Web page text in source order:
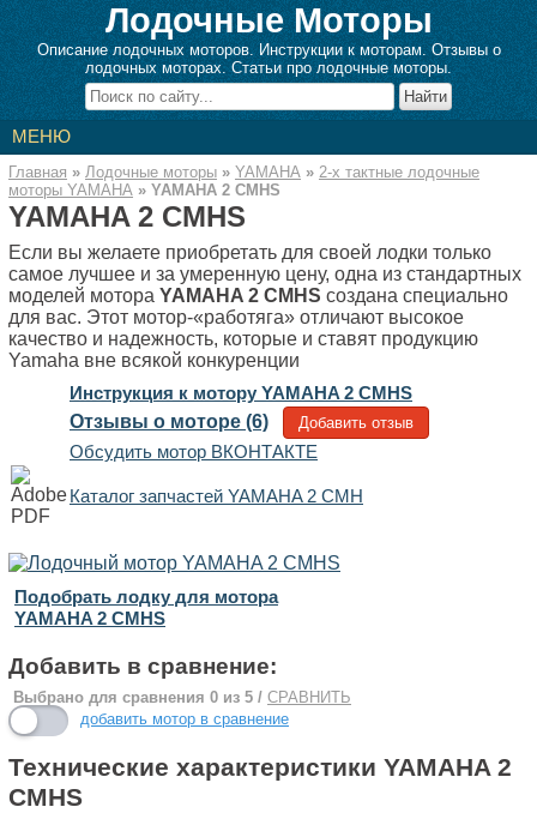
Лодочные Моторы
Описание лодочных моторов. Инструкции к моторам. Отзывы о
лодочных моторах. Статьи про лодочные моторы.
МЕНЮ
Главная » Лодочные моторы » YAMAHA » 2-x тактные лодочные
моторы YAMAHA » YAMAHA 2 CMHS
YAMAHA 2 CMHS
Если вы желаете приобретать для своей лодки только
самое лучшее и за умеренную цену, одна из стандартных
моделей мотора YAMAHA 2 CMHS создана специально
для вас. Этот мотор-«работяга» отличают высокое
качество и надежность, которые и ставят продукцию
Yamaha вне всякой конкуренции
Технические характеристики YAMAHA 2
CMHS
Инструкция к мотору YAMAHA 2 CMHS
Отзывы о моторе (6) Добавить отзыв
Обсудить мотор ВКОНТАКТЕ
Каталог запчастей YAMAHA 2 CMH
Подобрать лодку для мотора
YAMAHA 2 CMHS
Добавить в сравнение:
Выбрано для сравнения 0 из 5 / СРАВНИТЬ
добавить мотор в сравнение